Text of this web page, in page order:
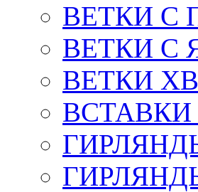
ВЕТКИ С
ВЕТКИ
ВЕТКИ